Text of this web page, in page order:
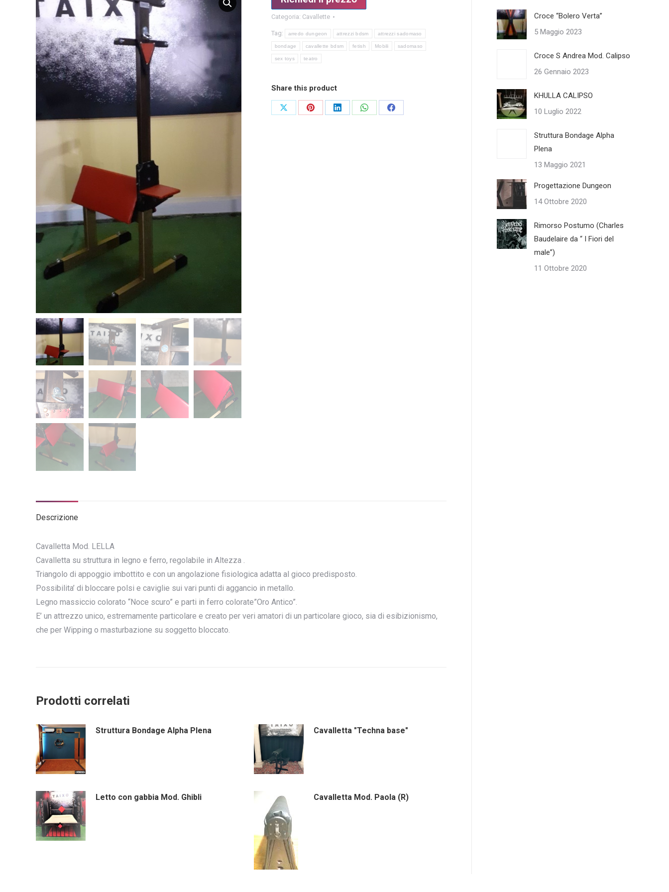
Categoria: Cavallette
Tag: arredo dungeon attrezzi bdsm attrezzi sadomaso
bondage cavallette bdsm fetish Mobili sadomaso
sex toys teatro
Share this product
CondividiCondividiCondividiCondividiCondividi
Descrizione
Cavalletta Mod. LELLA
Cavalletta su struttura in legno e ferro, regolabile in Altezza .
Triangolo di appoggio imbottito e con un angolazione fisiologica adatta al gioco predisposto.
Possibilita’ di bloccare polsi e caviglie sui vari punti di aggancio in metallo.
Legno massiccio colorato “Noce scuro” e parti in ferro colorate”Oro Antico”.
E’ un attrezzo unico, estremamente particolare e creato per veri amatori di un particolare gioco, sia di esibizionismo,
che per Wipping o masturbazione su soggetto bloccato.
Prodotti correlati
Struttura Bondage Alpha Plena Cavalletta "Techna base"
Letto con gabbia Mod. Ghibli Cavalletta Mod. Paola (R)
Croce “Bolero Verta”
5 Maggio 2023
Croce S Andrea Mod. Calipso
26 Gennaio 2023
KHULLA CALIPSO
10 Luglio 2022
Struttura Bondage Alpha
Plena
13 Maggio 2021
Progettazione Dungeon
14 Ottobre 2020
Rimorso Postumo (Charles
Baudelaire da “ I Fiori del
male”)
11 Ottobre 2020